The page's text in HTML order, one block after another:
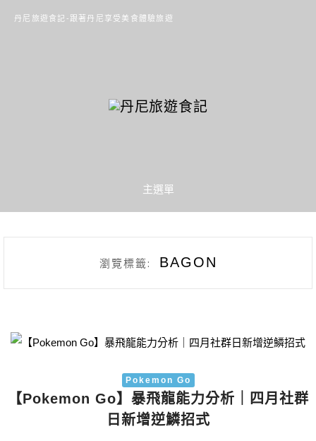
丹尼旅遊食記-跟著丹尼享受美食體驗旅遊
主選單
瀏覽標籤: BAGON
Pokemon Go
【Pokemon Go】暴飛龍能力分析｜四月社群
日新增逆鱗招式